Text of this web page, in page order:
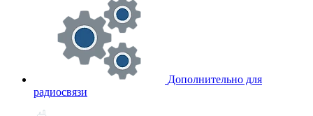
Дополнительно для
радиосвязи